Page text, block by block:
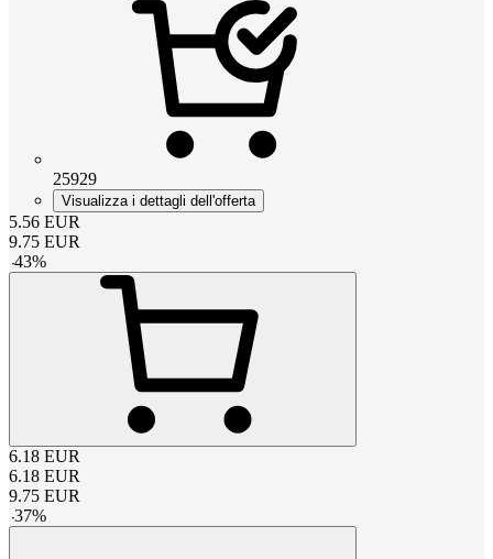
25929
Visualizza i dettagli dell'offerta
5.56 EUR
9.75 EUR
-43%
6.18 EUR
6.18 EUR
9.75 EUR
-37%